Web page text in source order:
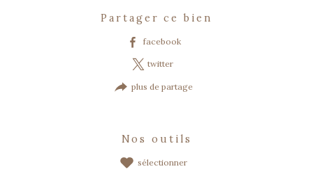
partager ce bien
facebook
twitter
plus de partage
nos outils
sélectionner